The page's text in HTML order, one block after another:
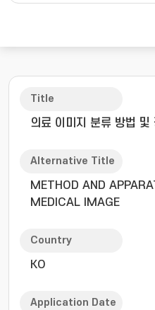
Title
의료 이미지 분류 방법 및
Alternative Title
METHOD AND
MEDICAL IMAGE
Country
KO
Application Date